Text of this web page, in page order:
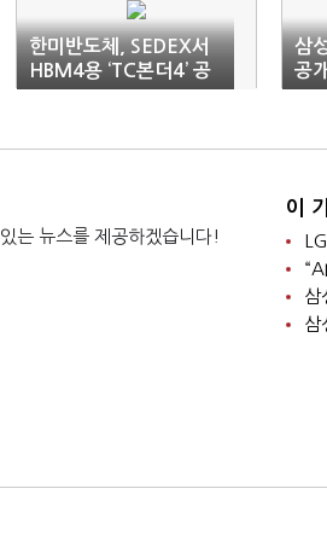
한미반도체, SEDEX서
HBM4용 ‘TC본더4’ 공
개
삼
공
총
는 뉴스를 제공하겠습니다!
이
삼
삼